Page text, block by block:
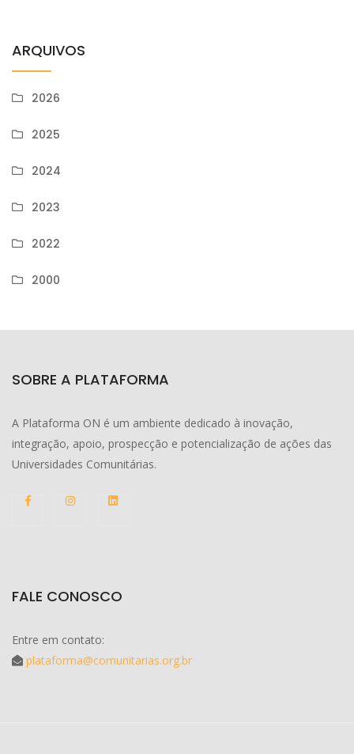
ARQUIVOS
2026
2025
2024
2023
2022
2000
SOBRE A PLATAFORMA
A Plataforma ON é um ambiente dedicado à inovação,
integração, apoio, prospecção e potencialização de ações das
Universidades Comunitárias.
FALE CONOSCO
Entre em contato:
plataforma@comunitarias.org.br